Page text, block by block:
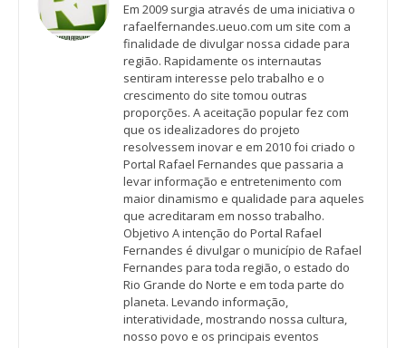
Em 2009 surgia através de uma iniciativa o
rafaelfernandes.ueuo.com um site com a
finalidade de divulgar nossa cidade para
região. Rapidamente os internautas
sentiram interesse pelo trabalho e o
crescimento do site tomou outras
proporções. A aceitação popular fez com
que os idealizadores do projeto
resolvessem inovar e em 2010 foi criado o
Portal Rafael Fernandes que passaria a
levar informação e entretenimento com
maior dinamismo e qualidade para aqueles
que acreditaram em nosso trabalho.
Objetivo A intenção do Portal Rafael
Fernandes é divulgar o município de Rafael
Fernandes para toda região, o estado do
Rio Grande do Norte e em toda parte do
planeta. Levando informação,
interatividade, mostrando nossa cultura,
nosso povo e os principais eventos